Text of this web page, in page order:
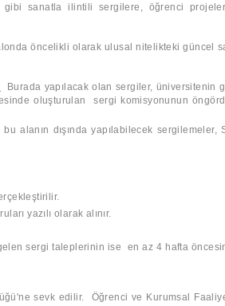
gibi sanatla ilintili sergilere, öğrenci
öncelikli olarak ulusal nitelikteki güncel
Burada yapılacak olan sergiler, üniversitenin
oluşturulan
sergi komisyonunun
alanın dışında yapılabilecek sergilemeler,
yazılı olarak alınır.
sergi taleplerinin ise
en az 4 hafta
sevk edilir. Öğrenci ve Kurumsal